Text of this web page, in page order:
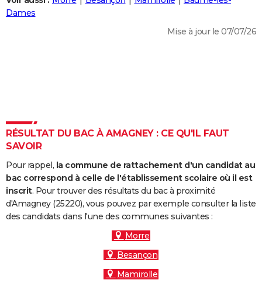
Destinations
City break
Voyage nature
Voyage de noces
Forum
Climat
+
PHOTO
Dictionnaire
Biographies
Citations
Expressions
Proverbes
PROGRAMME TV
S'inscrire
Se connecter
Lycées
Collèges
Primaires
Universités
Entreprises
Service militaire
Avis de recherche
AVIS DE DÉCÈS
FORUM
Dames
Mise à jour le 07/07/26
RÉSULTAT DU BAC À AMAGNEY : CE QU'IL FAUT
SAVOIR
Pour rappel, la commune de rattachement d'un candidat au
bac correspond à celle de l'établissement scolaire où il est
inscrit. Pour trouver des résultats du bac à proximité
d'Amagney (25220), vous pouvez par exemple consulter la liste
des candidats dans l'une des communes suivantes :
Morre
Besançon
Mamirolle